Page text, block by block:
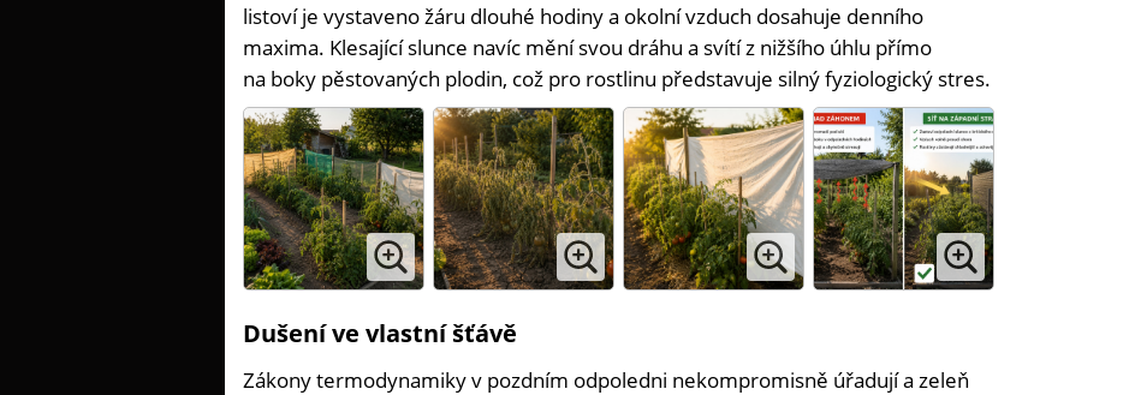
listoví je vystaveno žáru dlouhé hodiny a okolní vzduch dosahuje denního
maxima. Klesající slunce navíc mění svou dráhu a svítí z nižšího úhlu přímo
na boky pěstovaných plodin, což pro rostlinu představuje silný fyziologický stres.
Dušení ve vlastní šťávě
Zákony termodynamiky v pozdním odpoledni nekompromisně úřadují a zeleň